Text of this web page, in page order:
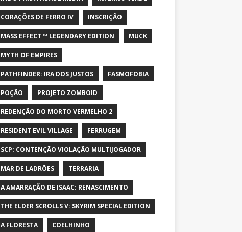
CORAÇÕES DE FERRO IV INSCRIÇÃO
MASS EFFECT ™ LEGENDARY EDITION MUCK
MYTH OF EMPIRES
PATHFINDER: IRA DOS JUSTOS FASMOFOBIA
POÇÃO PROJETO ZOMBOID
REDENÇÃO DO MORTO VERMELHO 2
RESIDENT EVIL VILLAGE FERRUGEM
SCP: CONTENÇÃO VIOLAÇÃO MULTIJOGADOR
MAR DE LADRÕES TERRARIA
A AMARRAÇÃO DE ISAAC: RENASCIMENTO
THE ELDER SCROLLS V: SKYRIM SPECIAL EDITION
A FLORESTA COELHINHO